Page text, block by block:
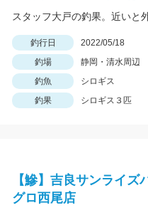
釣行日 2022/05/18
釣場
静岡・清水周辺
釣魚
シロギス
釣果
シロギス３匹
【鰺】吉良サンライ
グロ西尾店